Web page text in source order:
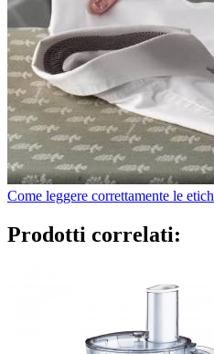
Come leggere correttamente le
Prodotti correlati: